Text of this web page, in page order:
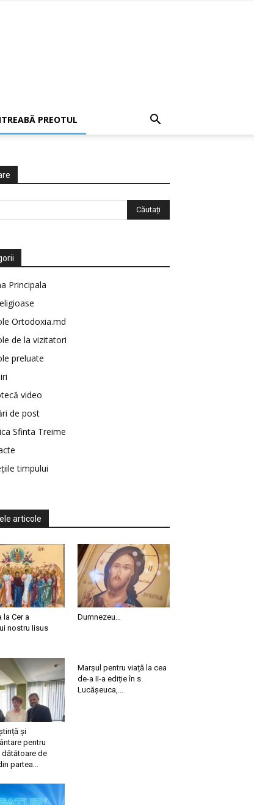
PREOTUL
Principala
Ortodoxia.md
de la vizitatori
preluate
video
de post
Sfinta Treime
timpului
articole
la Cer a
nostru Iisus
Dumnezeu…
și
pentru
dătătoare de
partea...
Marșul pentru viață la cea
de-a II-a ediție în s.
Lucășeuca,...